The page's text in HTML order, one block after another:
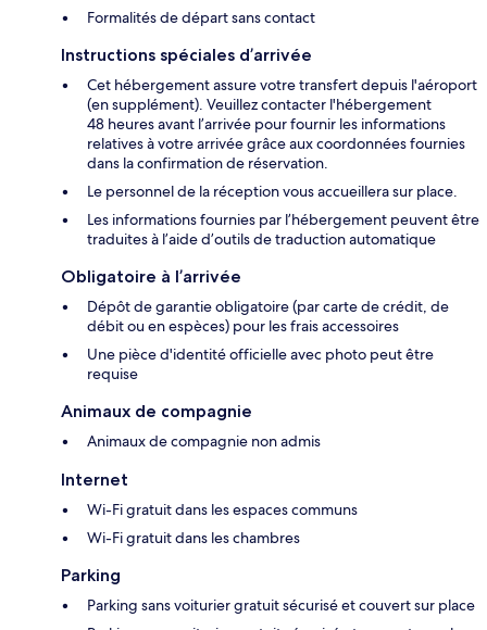
Formalités de départ sans contact
Instructions spéciales d’arrivée
Cet hébergement assure votre transfert depuis l'aéroport
(en supplément). Veuillez contacter l'hébergement
48 heures avant l’arrivée pour fournir les informations
relatives à votre arrivée grâce aux coordonnées fournies
dans la confirmation de réservation.
Le personnel de la réception vous accueillera sur place.
Les informations fournies par l’hébergement peuvent être
traduites à l’aide d’outils de traduction automatique
Obligatoire à l’arrivée
Dépôt de garantie obligatoire (par carte de crédit, de
débit ou en espèces) pour les frais accessoires
Une pièce d'identité officielle avec photo peut être
requise
Animaux de compagnie
Animaux de compagnie non admis
Internet
Wi-Fi gratuit dans les espaces communs
Wi-Fi gratuit dans les chambres
Parking
Parking sans voiturier gratuit sécurisé et couvert sur place